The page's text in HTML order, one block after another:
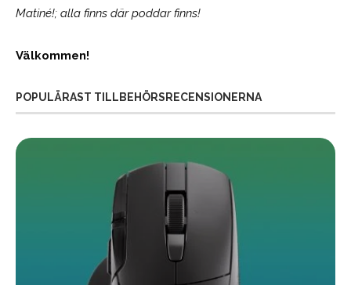
Matiné!; alla finns där poddar finns!
Välkommen!
POPULÄRAST TILLBEHÖRSRECENSIONERNA